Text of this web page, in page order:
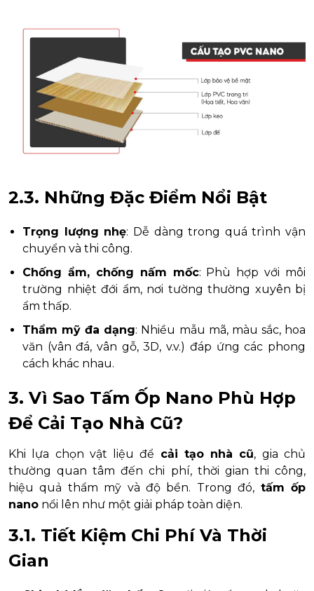
2.3. Những Đặc Điểm Nổi Bật
Trọng lượng nhẹ: Dễ dàng trong quá trình vận
chuyển và thi công.
Chống ẩm, chống nấm mốc: Phù hợp với môi
trường nhiệt đới ẩm, nơi tường thường xuyên bị
ẩm thấp.
Thẩm mỹ đa dạng: Nhiều mẫu mã, màu sắc, hoa
văn (vân đá, vân gỗ, 3D, v.v.) đáp ứng các phong
cách khác nhau.
3. Vì Sao Tấm Ốp Nano Phù Hợp
Để Cải Tạo Nhà Cũ?
Khi lựa chọn vật liệu để cải tạo nhà cũ, gia chủ
thường quan tâm đến chi phí, thời gian thi công,
hiệu quả thẩm mỹ và độ bền. Trong đó, tấm ốp
nano nổi lên như một giải pháp toàn diện.
3.1. Tiết Kiệm Chi Phí Và Thời
Gian